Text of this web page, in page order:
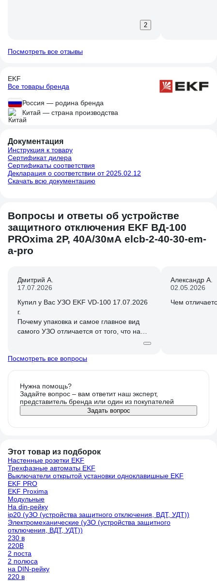
2
Посмотреть все отзывы
EKF
Все товары бренда
Россия — родина бренда
Китай — страна производства
Документация
Инструкция к товару
Сертификат дилера
Сертификаты соответствия
Декларация о соответствии от 2025.02.12
Скачать всю документацию
Вопросы и ответы об устройстве
защитного отключения EKF ВД-100
PROxima 2P, 40А/30мА elcb-2-40-30-em-
a-pro
Дмитрий А.
17.07.2026
Купил у Вас УЗО EKF VD-100 17.07.2026
г.
Почему упаковка и самое главное вид
самого УЗО отличается от того, что на
будто криво написано? Жаль не могу
загрузить фото.
Александр А.
02.05.2026
Чем
Посмотреть все вопросы
Нужна помощь?
Задайте вопрос – вам ответит наш эксперт,
представитель бренда или один из покупателей
Задать вопрос
Этот товар из подборок
Настенные розетки EKF
Трехфазные автоматы EKF
Выключатели открытой установки одноклавишные EKF
EKF PRO
EKF Proxima
Модульные
На din-рейку
ip20 (уЗО (устройства защитного отключения, ВДТ, УДТ))
Электромеханические (уЗО (устройства защитного
отключения, ВДТ, УДТ))
230 в
220В
2 поста
2 полюса
на DIN-рейку
220 в